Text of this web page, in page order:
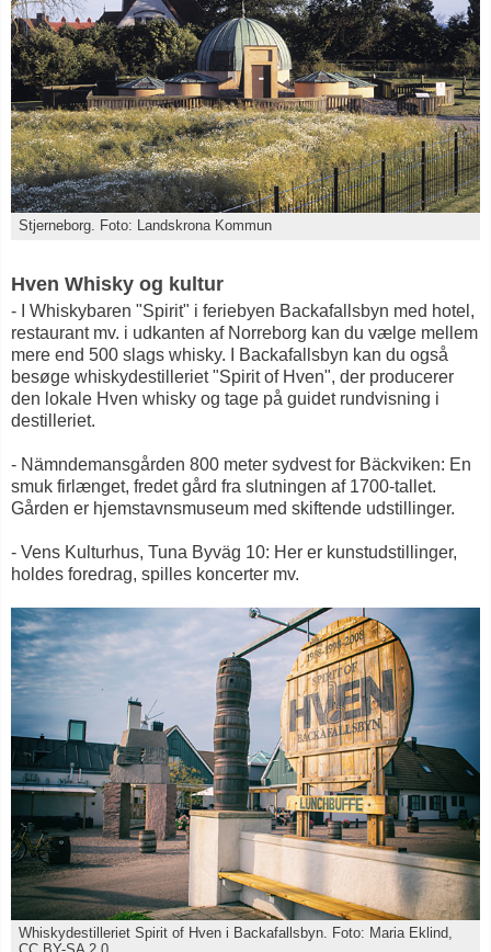
Stjerneborg. Foto: Landskrona Kommun
Hven Whisky og kultur
- I Whiskybaren "Spirit" i feriebyen Backafallsbyn med hotel,
restaurant mv. i udkanten af Norreborg kan du vælge mellem
mere end 500 slags whisky. I Backafallsbyn kan du også
besøge whiskydestilleriet "Spirit of Hven", der producerer
den lokale Hven whisky og tage på guidet rundvisning i
destilleriet.
- Nämndemansgården 800 meter sydvest for Bäckviken: En
smuk firlænget, fredet gård fra slutningen af 1700-tallet.
Gården er hjemstavnsmuseum med skiftende udstillinger.
- Vens Kulturhus, Tuna Byväg 10: Her er kunstudstillinger,
holdes foredrag, spilles koncerter mv.
Whiskydestilleriet Spirit of Hven i Backafallsbyn. Foto: Maria Eklind,